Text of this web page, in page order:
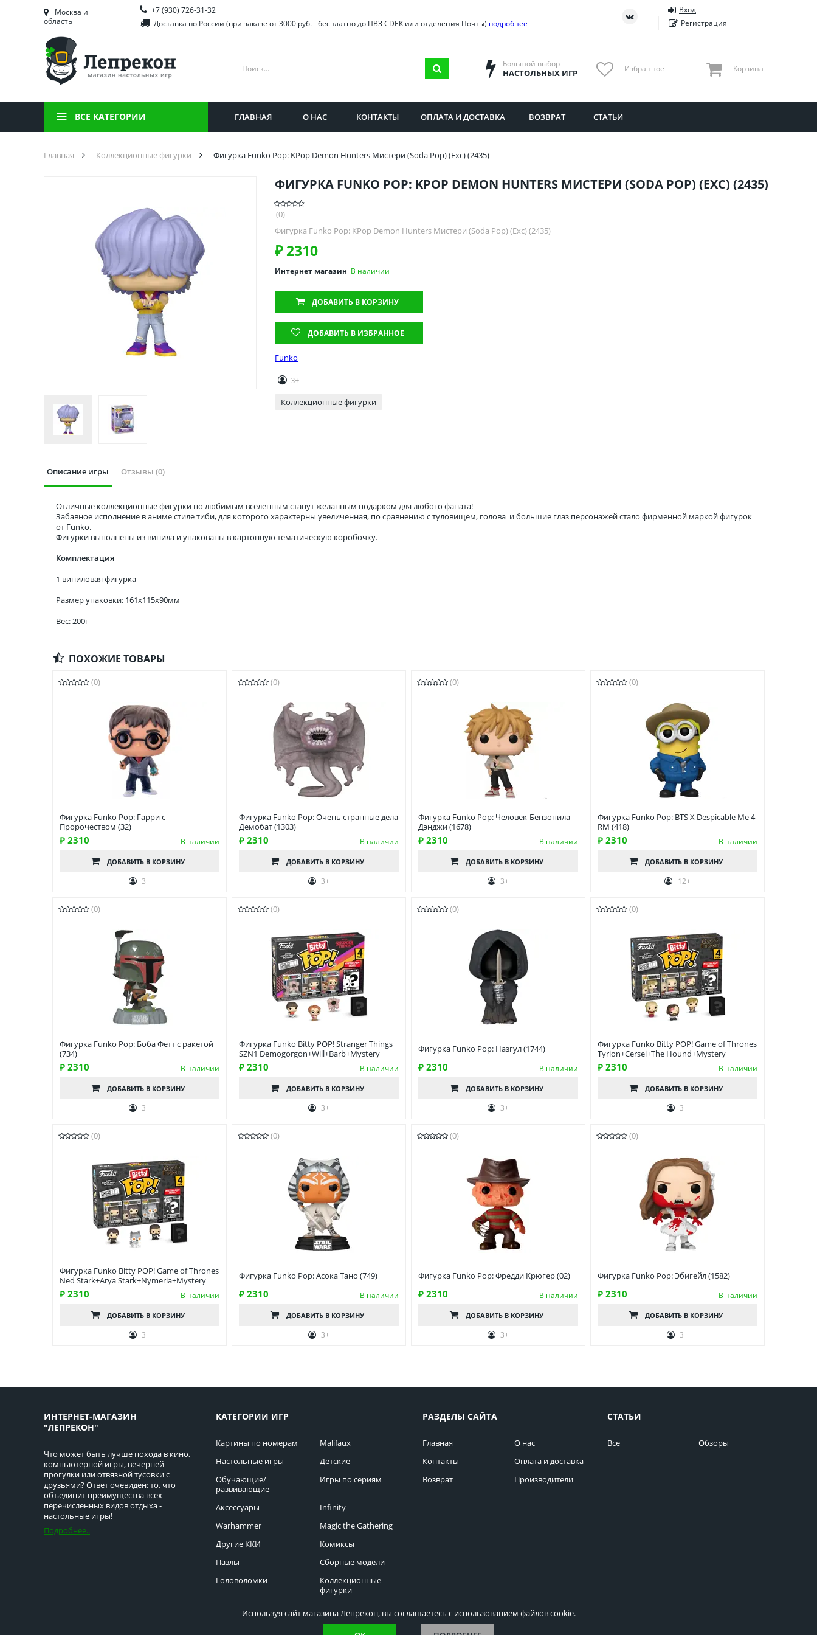
Башкортостан
Брянская область
Вологодская область
Воронежская область
Иркутская область
Саратовская область
Тюменская область
Ульяновская область
Москва и
область
+7 (930) 726-31-32
Доставка по России (при заказе от 3000 руб. - бесплатно до ПВЗ CDEK или отделения Почты) подробнее
Вход
Регистрация
Большой выбор
НАСТОЛЬНЫХ ИГР Избранное Корзина
ВСЕ КАТЕГОРИИ ГЛАВНАЯ О НАС КОНТАКТЫ ОПЛАТА И ДОСТАВКА ВОЗВРАТ СТАТЬИ
Главная Коллекционные фигурки Фигурка Funko Pop: KPop Demon Hunters Мистери (Soda Pop) (Exc) (2435)
ФИГУРКА FUNKO POP: KPOP DEMON HUNTERS МИСТЕРИ (SODA POP) (EXC) (2435)
(0)
Фигурка Funko Pop: KPop Demon Hunters Мистери (Soda Pop) (Exc) (2435)
₽ 2310
Интернет магазин В наличии
ДОБАВИТЬ В КОРЗИНУ
ДОБАВИТЬ В ИЗБРАННОЕ
Funko
3+
Коллекционные фигурки
Описание игры Отзывы (0)
Отличные коллекционные фигурки по любимым вселенным станут желанным подарком для любого фаната!
Забавное исполнение в аниме стиле тиби, для которого характерны увеличенная, по сравнению с туловищем, голова и большие глаз персонажей стало фирменной маркой фигурок
от Funko.
Фигурки выполнены из винила и упакованы в картонную тематическую коробочку.
Комплектация
1 виниловая фигурка
Размер упаковки: 161x115x90мм
Вес: 200г
ПОХОЖИЕ ТОВАРЫ
(0)
Фигурка Funko Pop: Гарри с
Пророчеством (32)
₽ 2310 В наличии
ДОБАВИТЬ В КОРЗИНУ
3+
(0)
Фигурка Funko Pop: Очень странные дела
Демобат (1303)
₽ 2310 В наличии
ДОБАВИТЬ В КОРЗИНУ
3+
(0)
Фигурка Funko Pop: Человек-Бензопила
Дэнджи (1678)
₽ 2310 В наличии
ДОБАВИТЬ В КОРЗИНУ
3+
(0)
Фигурка Funko Pop: BTS X Despicable Me 4
RM (418)
₽ 2310 В наличии
ДОБАВИТЬ В КОРЗИНУ
12+
(0)
Фигурка Funko Pop: Боба Фетт с ракетой
(734)
₽ 2310 В наличии
ДОБАВИТЬ В КОРЗИНУ
3+
(0)
Фигурка Funko Bitty POP! Stranger Things
SZN1 Demogorgon+Will+Barb+Mystery
₽ 2310 В наличии
ДОБАВИТЬ В КОРЗИНУ
3+
(0)
Фигурка Funko Pop: Назгул (1744)
₽ 2310 В наличии
ДОБАВИТЬ В КОРЗИНУ
3+
(0)
Фигурка Funko Bitty POP! Game of Thrones
Tyrion+Cersei+The Hound+Mystery
₽ 2310 В наличии
ДОБАВИТЬ В КОРЗИНУ
3+
(0)
Фигурка Funko Bitty POP! Game of Thrones
Ned Stark+Arya Stark+Nymeria+Mystery
₽ 2310 В наличии
ДОБАВИТЬ В КОРЗИНУ
3+
(0)
Фигурка Funko Pop: Асока Тано (749)
₽ 2310 В наличии
ДОБАВИТЬ В КОРЗИНУ
3+
(0)
Фигурка Funko Pop: Фредди Крюгер (02)
₽ 2310 В наличии
ДОБАВИТЬ В КОРЗИНУ
3+
(0)
Фигурка Funko Pop: Эбигейл (1582)
₽ 2310 В наличии
ДОБАВИТЬ В КОРЗИНУ
3+
ИНТЕРНЕТ-МАГАЗИН
"ЛЕПРЕКОН"
Что может быть лучше похода в кино,
компьютерной игры, вечерней
прогулки или отвязной тусовки с
друзьями? Ответ очевиден: то, что
объединит преимущества всех
перечисленных видов отдыха -
настольные игры!
Подробнее..
КАТЕГОРИИ ИГР
Картины по номерам
Malifaux
Настольные игры
Детские
Обучающие/
развивающие
Игры по сериям
Аксессуары
Infinity
Warhammer
Magic the Gathering
Другие ККИ
Комиксы
Пазлы
Сборные модели
Головоломки
Коллекционные
фигурки
РАЗДЕЛЫ САЙТА
Главная
О нас
Контакты
Оплата и доставка
Возврат
Производители
СТАТЬИ
Все Обзоры
Используя сайт магазина Лепрекон, вы соглашаетесь с использованием файлов cookie.